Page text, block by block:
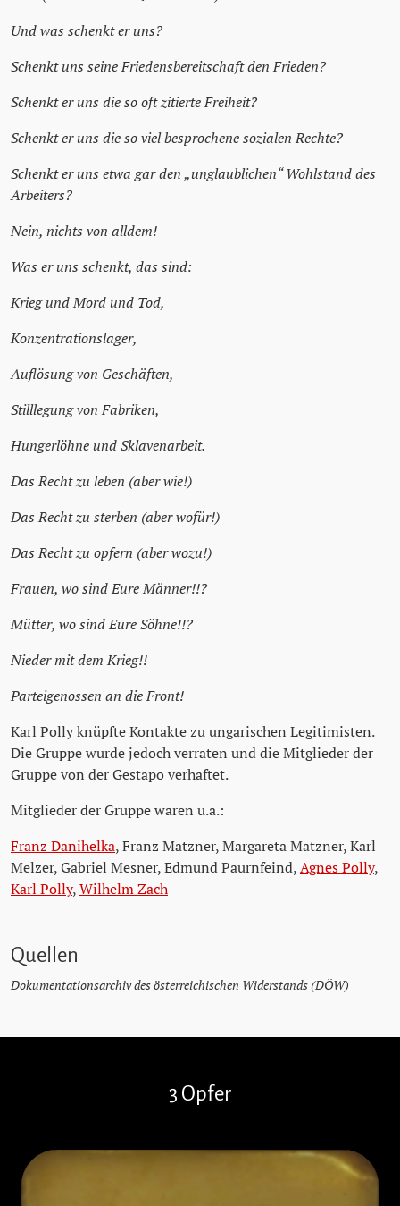
Und was schenkt er uns?
Schenkt uns seine Friedensbereitschaft den Frieden?
Schenkt er uns die so oft zitierte Freiheit?
Schenkt er uns die so viel besprochene sozialen Rechte?
Schenkt er uns etwa gar den „unglaublichen“ Wohlstand des
Arbeiters?
Nein, nichts von alldem!
Was er uns schenkt, das sind:
Krieg und Mord und Tod,
Konzentrationslager,
Auflösung von Geschäften,
Stilllegung von Fabriken,
Hungerlöhne und Sklavenarbeit.
Das Recht zu leben (aber wie!)
Das Recht zu sterben (aber wofür!)
Das Recht zu opfern (aber wozu!)
Frauen, wo sind Eure Männer!!?
Mütter, wo sind Eure Söhne!!?
Nieder mit dem Krieg!!
Parteigenossen an die Front!
Karl Polly knüpfte Kontakte zu ungarischen Legitimisten.
Die Gruppe wurde jedoch verraten und die Mitglieder der
Gruppe von der Gestapo verhaftet.
Mitglieder der Gruppe waren u.a.:
Franz Danihelka, Franz Matzner, Margareta Matzner, Karl
Melzer, Gabriel Mesner, Edmund Paurnfeind,Agnes Polly,
Karl Polly,Wilhelm Zach
Quellen
Dokumentationsarchiv des österreichischen Widerstands (DÖW)
3 Opfer